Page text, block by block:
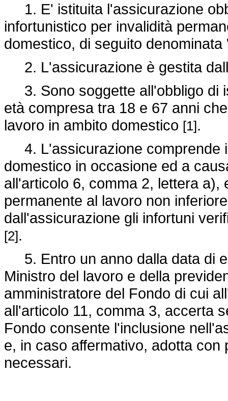
1. E' istituita l'assicurazione
infortunistico per invalidità
domestico, di seguito
2. L'assicurazione è gestita
3. Sono soggette all'obbligo di
età compresa tra 18 e 67 anni
lavoro in ambito domestico [1].
4. L'assicurazione comprende
domestico in occasione ed a
all'articolo 6, comma 2, lettera a),
permanente al lavoro non
dall'assicurazione gli infortuni
[2].
5. Entro un anno dalla data di
Ministro del lavoro e della
amministratore del Fondo di cui
all'articolo 11, comma 3, accerta
Fondo consente l'inclusione
e, in caso affermativo, adotta
necessari.